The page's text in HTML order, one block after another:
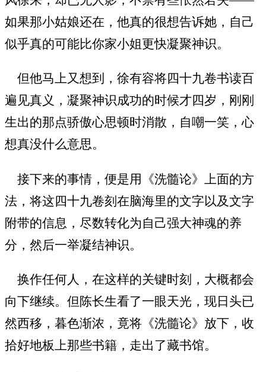
如果那小姑娘还在，他真的很想告诉她，自己
似乎真的可能比你家小姐更快凝聚神识。
但他马上又想到，徐有容将四十九卷书读百
遍见真义，凝聚神识成功的时候才四岁，刚刚
生出的那点骄傲心思顿时消散，自嘲一笑，心
想真没什么意思。
接下来的事情，便是用《洗髓论》上面的方
法，将这四十九卷刻在脑海里的文字以及文字
附带的信息，尽数转化为自己强大神魂的养
分，然后一举凝结神识。
换作任何人，在这样的关键时刻，大概都会
向下继续。但陈长生看了一眼天光，现日头已
然西移，暮色渐浓，竟将《洗髓论》放下，收
拾好地板上那些书籍，走出了藏书馆。